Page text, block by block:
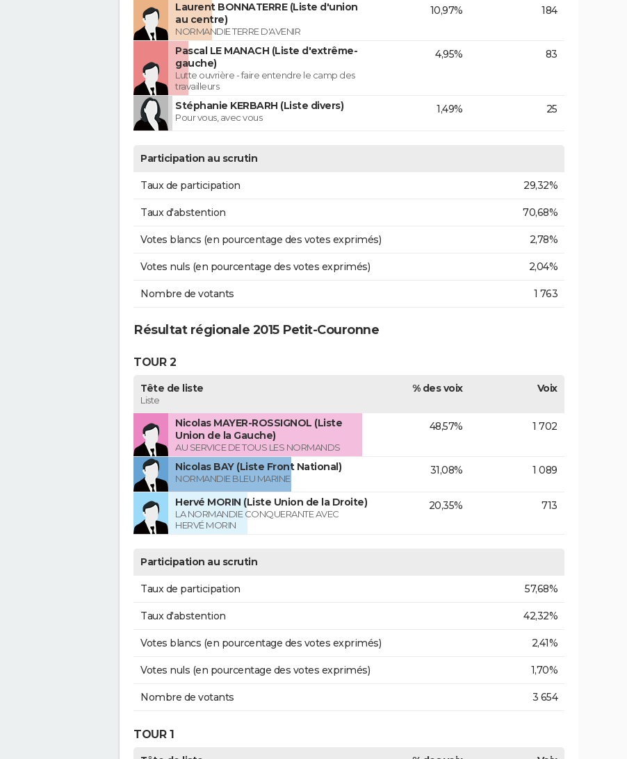
Laurent BONNATERRE (Liste d'union
au centre)
NORMANDIE TERRE D'AVENIR
10,97% 184
Pascal LE MANACH (Liste d'extrême-
gauche)
Lutte ouvrière - faire entendre le camp des
travailleurs
4,95% 83
Stéphanie KERBARH (Liste divers)
Pour vous, avec vous
1,49% 25
Participation au scrutin
Taux de participation 29,32%
Taux d'abstention 70,68%
Votes blancs (en pourcentage des votes exprimés) 2,78%
Votes nuls (en pourcentage des votes exprimés) 2,04%
Nombre de votants 1 763
Résultat régionale 2015 Petit-Couronne
TOUR 2
Tête de liste
Liste
% des voix Voix
Nicolas MAYER-ROSSIGNOL (Liste
Union de la Gauche)
AU SERVICE DE TOUS LES NORMANDS
48,57% 1 702
Nicolas BAY (Liste Front National)
NORMANDIE BLEU MARINE
31,08% 1 089
Hervé MORIN (Liste Union de la Droite)
LA NORMANDIE CONQUERANTE AVEC
HERVÉ MORIN
20,35% 713
Participation au scrutin
Taux de participation 57,68%
Taux d'abstention 42,32%
Votes blancs (en pourcentage des votes exprimés) 2,41%
Votes nuls (en pourcentage des votes exprimés) 1,70%
Nombre de votants 3 654
TOUR 1